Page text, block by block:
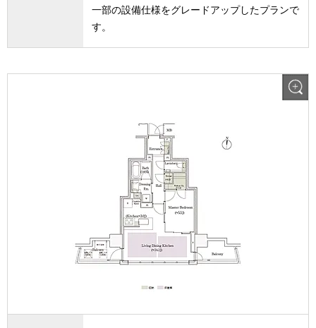
一部の設備仕様をグレードアップしたプランで
す。